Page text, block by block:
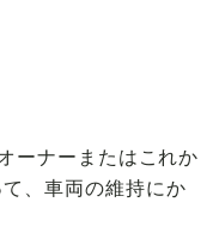
ーナーまたはこれか
、車両の維持にか